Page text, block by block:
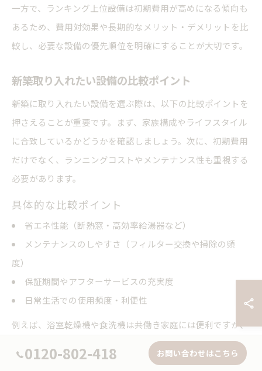
一方で、ランキング上位設備は初期費用が高めになる傾向も
あるため、費用対効果や長期的なメリット・デメリットを比
較し、必要な設備の優先順位を明確にすることが大切です。
新築取り入れたい設備の比較ポイント
新築に取り入れたい設備を選ぶ際は、以下の比較ポイントを
押さえることが重要です。まず、家族構成やライフスタイル
に合致しているかどうかを確認しましょう。次に、初期費用
だけでなく、ランニングコストやメンテナンス性も重視する
必要があります。
具体的な比較ポイント
省エネ性能（断熱窓・高効率給湯器など）
メンテナンスのしやすさ（フィルター交換や掃除の頻
度）
保証期間やアフターサービスの充実度
日常生活での使用頻度・利便性
例えば、浴室乾燥機や食洗機は共働き家庭には便利ですが、
単身や高齢世帯には不要な場合もあります。自身の生活に本
当に必要かどうか、将来の家族構成まで見据えて選択しまし
0120-802-418 お問い合わせはこちら